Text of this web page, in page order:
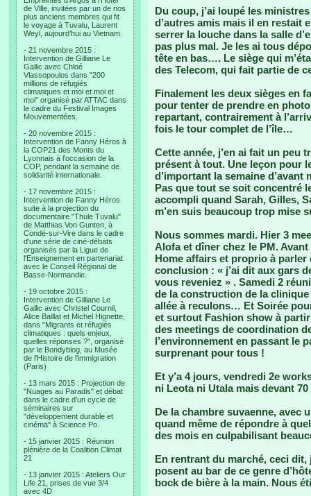
de Ville, invitées par un de nos
plus anciens membres qui fit
le voyage à Tuvalu, Laurent
Weyl, aujourd’hui au Vietnam.
- 21 novembre 2015 :
Intervention de Gilliane Le
Gallic avec Chloé
Vlassopoulos dans "200
millions de réfugiés
climatiques et moi et moi et
moi" organisé par ATTAC dans
le cadre du Festival Images
Mouvementées.
- 20 novembre 2015 :
Intervention de Fanny Héros à
la COP21 des Monts du
Lyonnais à l'occasion de la
COP, pendant la semaine de
solidarité internationale.
- 17 novembre 2015 :
Intervention de Fanny Héros
suite à la projection du
documentaire "Thule Tuvalu"
de Matthias Von Gunten, à
Condé-sur-Vire dans le cadre
d'une série de ciné-débats
organisés par la Ligue de
l'Enseignement en partenariat
avec le Conseil Régional de
Basse-Normandie.
- 19 octobre 2015 :
Intervention de Gilliane Le
Gallic avec Christel Cournil,
Alice Baillat et Michel Hignette,
dans "Migrants et réfugiés
climatiques : quels enjeux,
quelles réponses ?", organisé
par le Bondyblog, au Musée
de l'Histoire de l'immigration
(Paris)
- 13 mars 2015 : Projection de
"Nuages au Paradis" et débat
dans le cadre d'un cycle de
séminaires sur
"développement durable et
cinéma" à Science Po.
- 15 janvier 2015 : Réunion
plénière de la Coalition Climat
21
- 13 janvier 2015 : Ateliers Our
Life 21, prises de vue 3/4
avec 4D
Du coup, j’ai loupé les
d’autres amis mais il en restait
serrer la louche dans la salle
pas plus mal. Je les ai tous
tête en bas…. Le siège qui
des Telecom, qui fait partie de
Finalement les deux sièges en
pour tenter de prendre en
repartant, contrairement à
fois le tour complet de l’île…
Cette année, j’en ai fait un peu
présent à tout. Une leçon pour
d’important la semaine
Pas que tout se soit concentré
accompli quand Sarah, Gilles,
m’en suis beaucoup trop mise
Nous sommes mardi. Hier 3
Alofa et dîner chez le PM.
Home affairs et proprio à parler
conclusion : « j’ai dit aux gars
vous reveniez » . Samedi 2
de la construction de la
allée à reculons… Et Soirée
et surtout Fashion show à partir
des meetings de coordination
l’environnement en passant le
surprenant pour tous !
Et y’a 4 jours, vendredi 2e
ni Leota ni Utala mais devant
De la chambre suvaenne, avec
quand même de répondre à
des mois en culpabilisant
En rentrant du marché, ceci dit,
posent au bar de ce genre
bock de bière à la main. Nous